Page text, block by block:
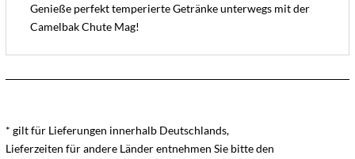
Genieße perfekt temperierte Getränke unterwegs mit der
Camelbak Chute Mag!
* gilt für Lieferungen innerhalb Deutschlands,
Lieferzeiten für andere Länder entnehmen Sie bitte den